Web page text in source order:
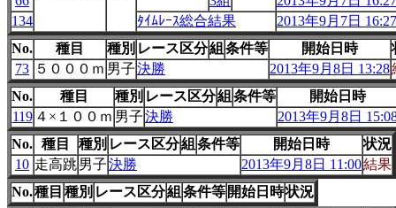
134
ﾀｲﾑﾚｰｽ総合結果
2013年9月7日 16:27
No.
種目 種別 レース区分組 条件等 開始日時
73 ５０００ｍ 男子決勝 2013年9月8日 13:28
No.
種目 種別 レース区分組 条件等
開始日時
119 ４×１００ｍ 男子決勝
2013年9月8日
No. 種目 種別 レース区分組 条件等 開始日時
状況
10 走高跳男子決勝 2013年9月8日 11:00結果
No.種目 種別 レース区分組 条件等 開始日時状況